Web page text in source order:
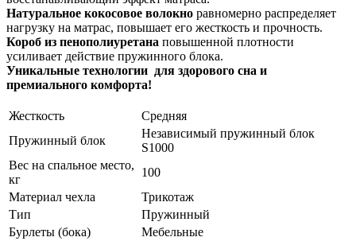
Натуральное кокосовое волокно равномерно распределяет
нагрузку на матрас, повышает его жесткость и прочность.
Короб из пенополиуретана повышенной плотности
усиливает действие пружинного блока.
Уникальные технологии для здорового сна и
премиального комфорта!
Жесткость
Средняя
Пружинный блок
Независимый пружинный блок
S1000
Вес на спальное место,
кг
100
Материал чехла
Трикотаж
Тип
Пружинный
Бурлеты (бока)
Мебельные